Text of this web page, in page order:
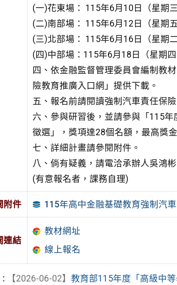
(一)花東場： 115年6月10日（星期
(二)南部場： 115年6月12日（星期
(三)北部場： 115年6月16日（星期
(四)中部場：115年6月18日（星期
四、依金融監督管理委員會編制教
險教育推廣入口網」提供下載。
五、報名前請閱讀強制汽車責任保
六、參與研習後，並請參與「115
徵選」，獎項達28個名額，最高獎
七、詳細計畫請參閱附件。
八、倘有疑義，請電洽承辦人吳鴻
(有意報名者，課務自理)
附件 115年高中金融基礎教育強制汽
連結
教材網址
線上報名
【2026-06-02】教育部115年度「高級中